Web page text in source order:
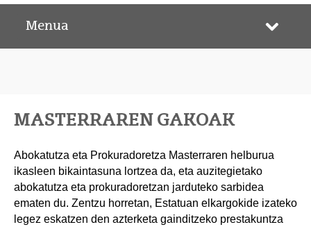
Menua
MASTERRAREN GAKOAK
Abokatutza eta Prokuradoretza Masterraren helburua
ikasleen bikaintasuna lortzea da, eta auzitegietako
abokatutza eta prokuradoretzan jarduteko sarbidea
ematen du. Zentzu horretan, Estatuan elkargokide izateko
legez eskatzen den azterketa gainditzeko prestakuntza